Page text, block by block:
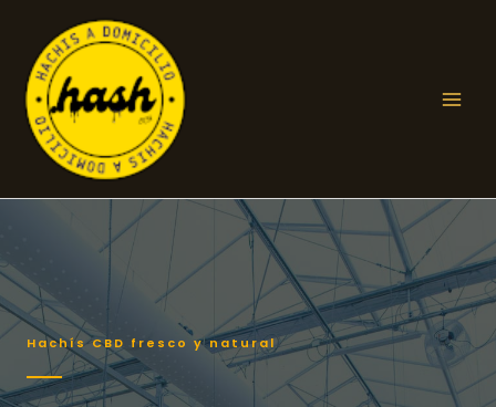
contenido
Hachís CBD fresco y natural